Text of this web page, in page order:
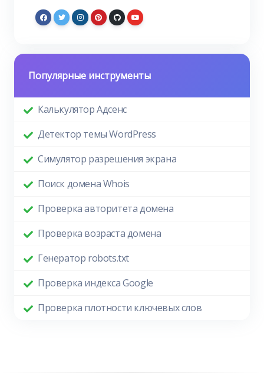
Популярные инструменты
Калькулятор Адсенс
Детектор темы WordPress
Симулятор разрешения экрана
Поиск домена Whois
Проверка авторитета домена
Проверка возраста домена
Генератор robots.txt
Проверка индекса Google
Проверка плотности ключевых слов